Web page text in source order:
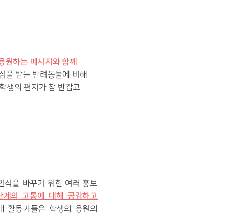
원하는 메시지와 함께
을 받는 반려동물에 비해
생의 편지가 참 반갑고
식을 바꾸기 위한 여러 홍보
계의 고통에 대해 공감하고
활동가들은 학생의 응원의